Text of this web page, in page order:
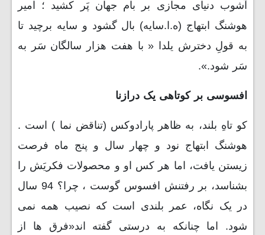
آشوب دنیای مجازی بر بام جهان پَر کشید ؛ امیر
هوشنگ ابتهاج (ه.ا.سایه) بال گشود و سایه برچید تا
به قولِ دخترش یلدا « با هفت هزار سالگان سَر به
سَر شود.».
افسوسی بر کوتاهی یک درازنا
کو تاهِ بلند، به ظاهر پارادوکس (تناقض نما ) است .
هوشنگ ابتهاج نود و چهار سال و پنج ماه فرصت
زیستن یافت، اما هر کس او و محصولات فکریَش را
بشناسد، بر رفتنش افسوس گوست ، چرا؟ 94 سال
در یک نگاه، عمر بلندی است که نصیب همه نمی
شود. اما چنانکه به درستی گفته اند«فرق ها از